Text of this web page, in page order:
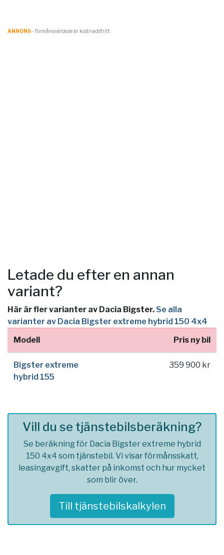
ANNONS- förmånsvärde.se är kostnadsfritt
Letade du efter en annan
variant?
Här är fler varianter av Dacia Bigster. Se alla
varianter av Dacia Bigster extreme hybrid 150 4x4
Modell
Pris ny bil
Bigster extreme
hybrid 155
359 900 kr
Vill du se tjänstebilsberäkning?
Se beräkning för Dacia Bigster extreme hybrid
150 4x4 som tjänstebil. Vi visar förmånsskatt,
leasingavgift, skatter på inkomst och hur mycket
som blir över.
Till tjänstebilskalkylen